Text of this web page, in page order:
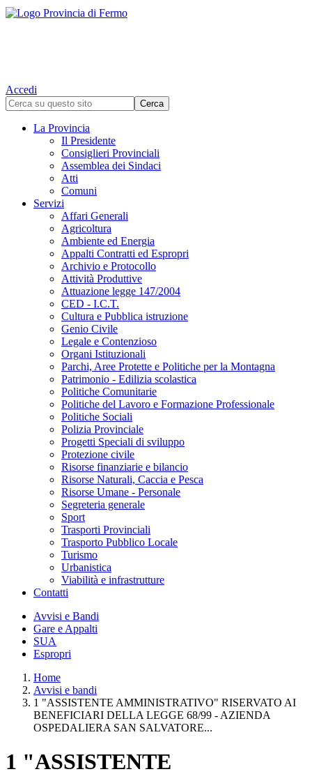
Accedi
La Provincia
Il Presidente
Consiglieri Provinciali
Assemblea dei Sindaci
Atti
Comuni
Servizi
Affari Generali
Agricoltura
Ambiente ed Energia
Appalti Contratti ed Espropri
Archivio e Protocollo
Attività Produttive
Attuazione legge 147/2004
CED - I.C.T.
Cultura e Pubblica istruzione
Genio Civile
Legale e Contenzioso
Organi Istituzionali
Parchi, Aree Protette e Politiche per la Montagna
Patrimonio - Edilizia scolastica
Politiche Comunitarie
Politiche del Lavoro e Formazione Professionale
Politiche Sociali
Polizia Provinciale
Progetti Speciali di sviluppo
Protezione civile
Risorse finanziarie e bilancio
Risorse Naturali, Caccia e Pesca
Risorse Umane - Personale
Segreteria generale
Sport
Trasporti Provinciali
Trasporto Pubblico Locale
Turismo
Urbanistica
Viabilità e infrastrutture
Contatti
Avvisi e Bandi
Gare e Appalti
SUA
Espropri
Home
Avvisi e bandi
1 "ASSISTENTE AMMINISTRATIVO" RISERVATO AI
BENEFICIARI DELLA LEGGE 68/99 - AZIENDA
OSPEDALIERA SAN SALVATORE...
1 "ASSISTENTE